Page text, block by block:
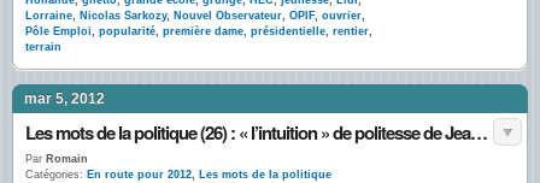
Lorraine, Nicolas Sarkozy, Nouvel Observateur, OPIF, ouvrier,
Pôle Emploi, popularité, première dame, présidentielle, rentier,
terrain
mar 5, 2012
Les mots de la politique (26) : « l’intuition » de politesse de Jean-François Copé
Par Romain
Catégories: En route pour 2012, Les mots de la politique